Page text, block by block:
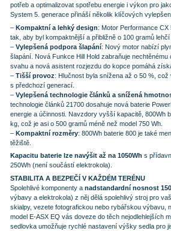
potřeb a optimalizovat spotřebu energie i výkon pro
System 5. generace přináší několik klíčových
– Kompaktní a lehký design: Motor Performance
tak, aby byl kompaktnější a přibližně o 100 gramů
– Vylepšená podpora šlapání: Nový motor nabízí
šlapání. Nová Funkce Hill Hold zabraňuje
svahu a nová asistent rozjezdu do kopce pomáhá
– Tišší provoz: Hlučnost byla snížena až o 50 %,
s předchozí generací.
– Vylepšená technologie článků a snížená
technologie článků 21700 dosahuje nová baterie
energie a účinnosti. Navzdory vyšší kapacitě, 800Wh
kg, což je asi o 500 gramů méně než model 750 Wh.
– Kompaktní rozměry: 800Wh baterie 800 je také
těžiště.
Kapacitu baterie lze navýšit až na 1050Wh s
250Wh (není součástí elektrokola).
STABILITA A BEZPEČÍ V KAŽDÉM TERÉNU
Spolehlivé komponenty a nadstandardní nosnost
výbavy a elektrokola) z něj dělá spolehlivý stroj pro
skialpy, vezete fotografickou nebo rybářskou výbavu,
model E-ASX EQ vás doveze do těch nejodlehlejších
sedlovka umožňuje rychlé nastavení výšky sedla pro